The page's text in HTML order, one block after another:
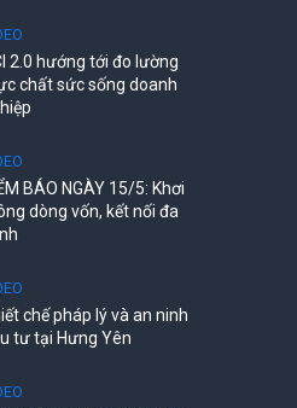
2.0 hướng tới đo lường
chất sức sống doanh
BÁO NGÀY 15/5: Khơi
dòng vốn, kết nối đa
chế pháp lý và an ninh
tư tại Hưng Yên